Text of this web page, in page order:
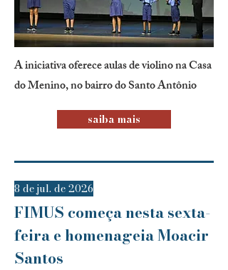
A iniciativa oferece aulas de violino na Casa
do Menino, no bairro do Santo Antônio
saiba mais
8 de jul. de 2026
FIMUS começa nesta sexta-
feira e homenageia Moacir
Santos